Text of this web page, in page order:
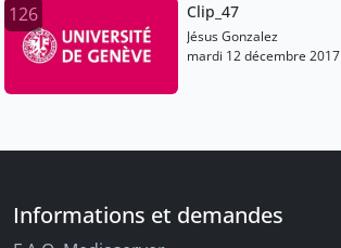
126 Clip_47
Jésus Gonzalez
mardi 12 décembre 2017
Informations et demandes